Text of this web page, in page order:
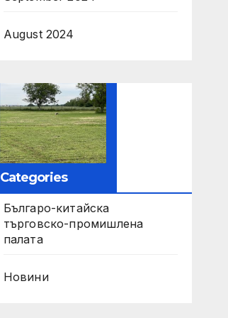
August 2024
Categories
Българо-китайска
търговско-промишлена
палата
Новини